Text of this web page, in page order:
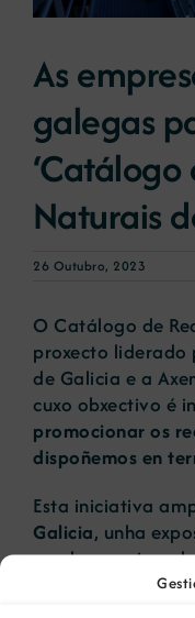
Novas
Portal de emprego
Contacto
As
galegas
‘Catálogo
Naturais
26 Outubro, 2023
O Catálogo de
proxecto
de Galicia e a
cuxo obxectivo é
promocionar os
dispoñemos en
Esta iniciativa
Galicia, unha
que buscan
a innovación e a